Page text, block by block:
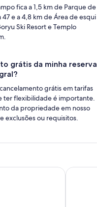
fica a 1,5 km de Parque de
e a 4,8 km de Área de esqui
Ski Resort e Templo
grátis da minha reserva
grátis em tarifas
ter flexibilidade é importante.
da propriedade em nosso
exclusões ou requisitos.
Casa